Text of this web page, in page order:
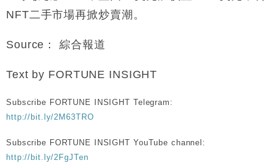
NFT二手市場再掀炒賣潮。
Source ： 綜合報道
Text by FORTUNE INSIGHT
Subscribe FORTUNE INSIGHT Telegram:
http://bit.ly/2M63TRO
Subscribe FORTUNE INSIGHT YouTube channel:
http://bit.ly/2FgJTen